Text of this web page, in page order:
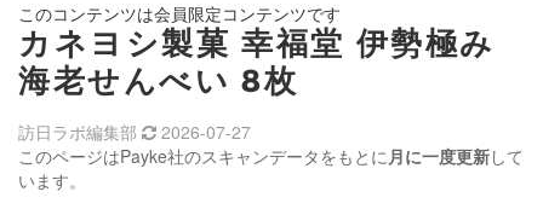
このコンテンツは会員限定コンテンツです
カネヨシ製菓 幸福堂 伊勢極み
海老せんべい 8枚
このページはPayke社のスキャンデータをもとに月に一度更新して
います。
訪日ラボ編集部 2026-07-27